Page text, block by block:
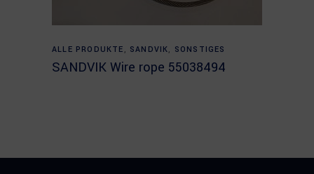
Read more
ALLE PRODUKTE , SANDVIK, SONSTIGES
SANDVIK Wire rope 55038494